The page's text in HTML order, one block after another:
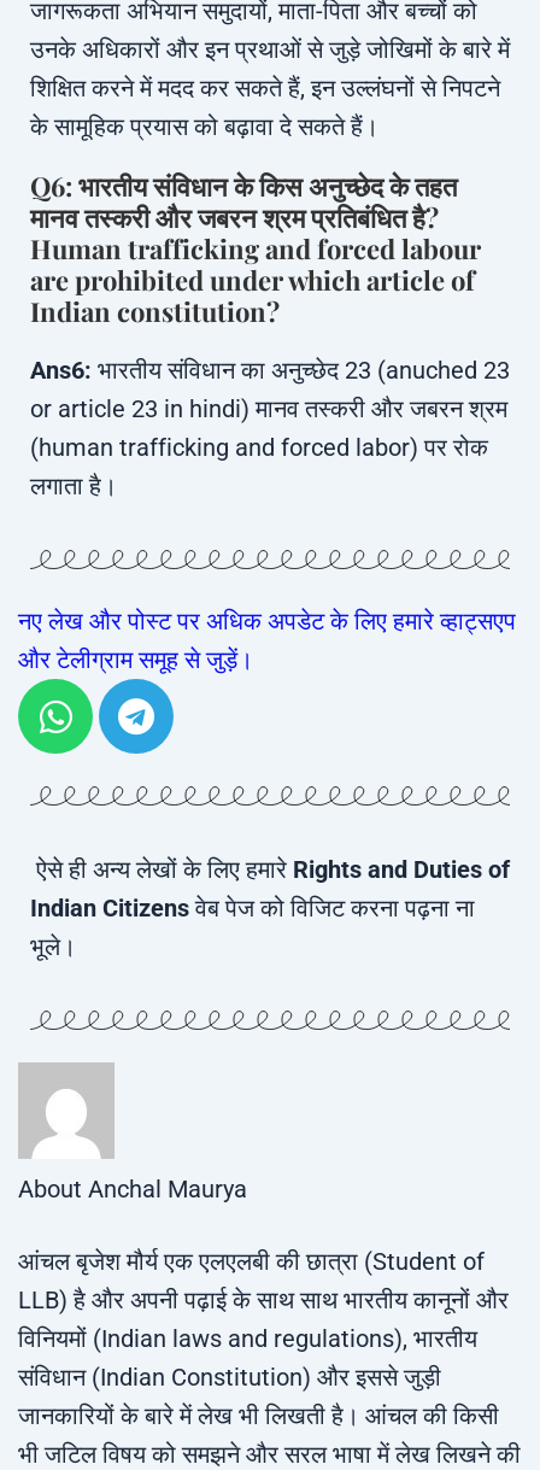
जागरूकता अभियान समुदायों, माता-पिता और बच्चों को
उनके अधिकारों और इन प्रथाओं से जुड़े जोखिमों के बारे में
शिक्षित करने में मदद कर सकते हैं, इन उल्लंघनों से निपटने
के सामूहिक प्रयास को बढ़ावा दे सकते हैं।
Q6: भारतीय संविधान के किस अनुच्छेद के तहत
मानव तस्करी और जबरन श्रम प्रतिबंधित है?
Human trafficking and forced labour
are prohibited under which article of
Indian constitution?
Ans6: भारतीय संविधान का अनुच्छेद 23 (anuched 23
or article 23 in hindi) मानव तस्करी और जबरन श्रम
(human trafficking and forced labor) पर रोक
लगाता है।
नए लेख और पोस्ट पर अधिक अपडेट के लिए हमारे व्हाट्सएप
और टेलीग्राम समूह से जुड़ें।
ऐसे ही अन्य लेखों के लिए हमारे Rights and Duties of
Indian Citizensवेब पेज को विजिट करना पढ़ना ना
भूले।
About Anchal Maurya
आंचल बृजेश मौर्य एक एलएलबी की छात्रा (Student of
LLB) है और अपनी पढ़ाई के साथ साथ भारतीय कानूनों और
विनियमों (Indian laws and regulations), भारतीय
संविधान (Indian Constitution) और इससे जुड़ी
जानकारियों के बारे में लेख भी लिखती है। आंचल की किसी
भी जटिल विषय को समझने और सरल भाषा में लेख लिखने की